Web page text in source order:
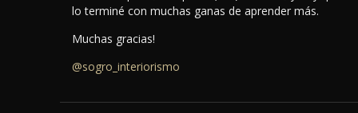
lo terminé con muchas ganas de aprender más.
Muchas gracias!
@sogro_interiorismo